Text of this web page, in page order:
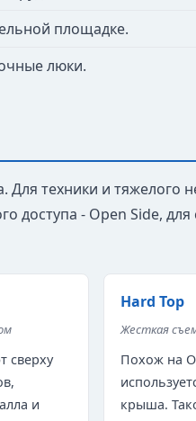
площадке.
люки.
Для техники и тяжелого
доступа - Open Side, для
сверху
и
Hard Top
Жесткая
Похож на
крыша.